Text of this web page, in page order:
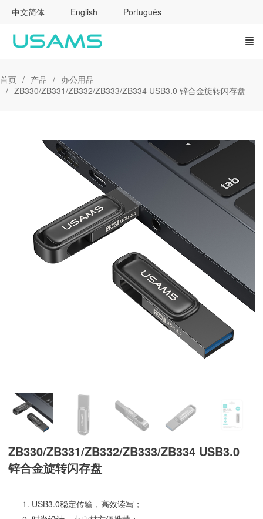
中文简体 English Português
首页 产品
办公用品
ZB330/ZB331/ZB332/ZB333/ZB334 USB3.0 锌合金旋转闪存盘
ZB330/ZB331/ZB332/ZB333/ZB334 USB3.0
锌合金旋转闪存盘
USB3.0稳定传输，高效读写；